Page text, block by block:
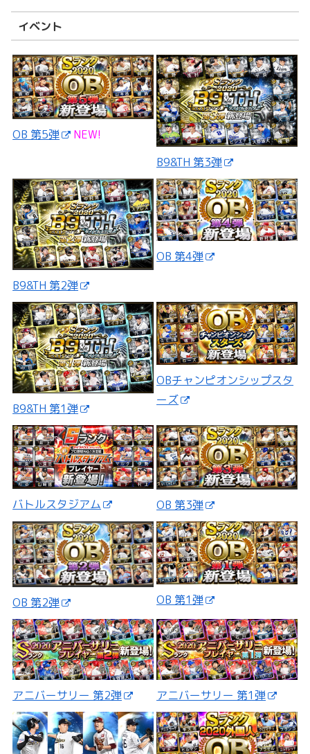
イベント
OB 第5弾
NEW!
B9&TH 第3弾
B9&TH 第2弾
OB 第4弾
B9&TH 第1弾
OBチャンピオンシップスタ
ーズ
バトルスタジアム OB 第3弾
OB 第2弾 OB 第1弾
アニバーサリー 第2弾 アニバーサリー 第1弾